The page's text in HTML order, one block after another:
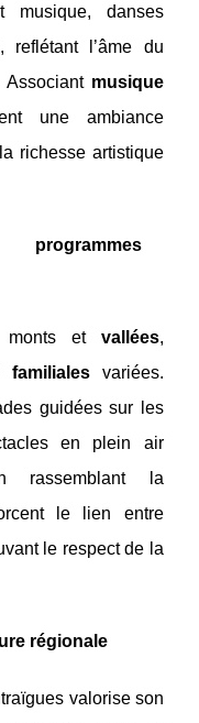
musique, danses
reflétant l’âme du
Associant musique
une ambiance
richesse artistique
monts et vallées,
familialesvariées.
guidées sur les
en plein air
rassemblant la
le lien entre
le respect de la
régionale
valorise son